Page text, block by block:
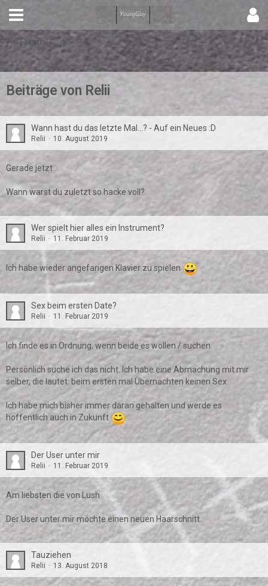
Forum
Beiträge von Relii
Wann hast du das letzte Mal...? - Auf ein Neues :D
Relii 10. August 2019
Gerade jetzt
Wann warst du zuletzt so hacke voll?
Wer spielt hier alles ein Instrument?
Relii 11. Februar 2019
Ich habe wieder angefangen Klavier zu spielen
Sex beim ersten Date?
Relii 11. Februar 2019
Ich finde es in Ordnung, wenn beide es wollen / suchen.
Persönlich suche ich das nicht. Ich habe eine Abmachung mit mir
selber, die lautet: beim ersten mal Übernachten keinen Sex.
Ich habe mich bisher immer daran gehalten und werde es
hoffentlich auch in Zukunft
Der User unter mir
Relii 11. Februar 2019
Am liebsten die von Lush
Der User unter mir möchte einen neuen Haarschnitt.
Tauziehen
Relii 13. August 2018